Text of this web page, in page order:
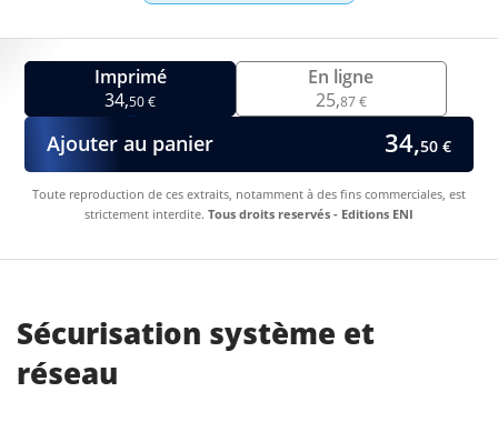
Imprimé
34,50 €
En ligne
25,87 €
Ajouter au panier 34,50 €
Toute reproduction de ces extraits, notamment à des fins commerciales, est
strictement interdite. Tous droits reservés - Editions ENI
Sécurisation système et
réseau